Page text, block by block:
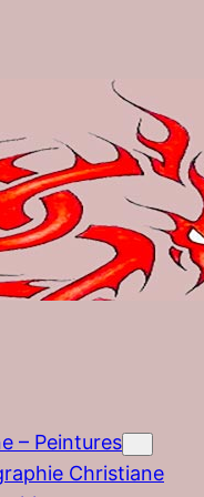
– Peintures
Christiane